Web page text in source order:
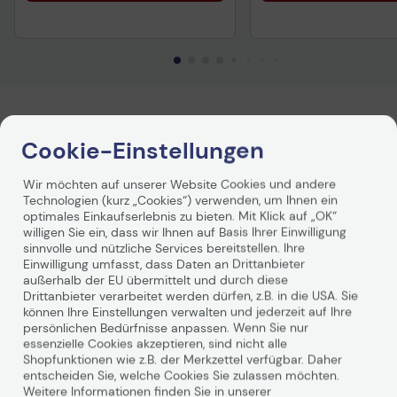
Wichtige Information zu diesem Produkt:
Bei diesem Artikel handelt es sich um ein ESD Produkt
(Electronic Software Delivery).
Sie erhalten wenige Stunden nach Ihrer Bestellung einen
Downloadlink und den dazugehörigen Produckt-Key per
E-Mail. (Werktags von 08.00 - 17.00 Uhr)
An Wochenenden und Feiertagen erhalten Sie die E-Mail
am darauf folgenden Werktag.
Damit können Sie sich ihr Software Produkt bequem von
zu Hause downloaden und direkt nutzen. Ein Versand
des Artikels ist damit nicht nötig.
Weiterlesen
Cookie-Einstellungen
Wir möchten auf unserer Website Cookies und andere
Technologien (kurz „Cookies“) verwenden, um Ihnen ein
optimales Einkaufserlebnis zu bieten. Mit Klick auf „OK“
willigen Sie ein, dass wir Ihnen auf Basis Ihrer Einwilligung
sinnvolle und nützliche Services bereitstellen. Ihre
Einwilligung umfasst, dass Daten an Drittanbieter
außerhalb der EU übermittelt und durch diese
Drittanbieter verarbeitet werden dürfen, z.B. in die USA. Sie
können Ihre Einstellungen verwalten und jederzeit auf Ihre
persönlichen Bedürfnisse anpassen. Wenn Sie nur
essenzielle Cookies akzeptieren, sind nicht alle
Shopfunktionen wie z.B. der Merkzettel verfügbar. Daher
entscheiden Sie, welche Cookies Sie zulassen möchten.
Weitere Informationen finden Sie in unserer